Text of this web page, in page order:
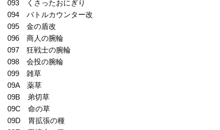
093 くさったおにぎり
094 バトルカウンター改
095 金の盾改
096 商人の腕輪
097 狂戦士の腕輪
098 会投の腕輪
099 雑草
09A 薬草
09B 弟切草
09C 命の草
09D 胃拡張の種